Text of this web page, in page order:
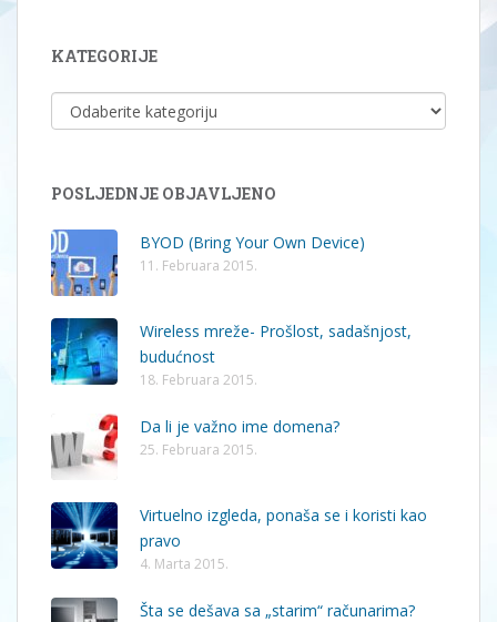
KATEGORIJE
KATEGORIJE
POSLJEDNJE OBJAVLJENO
BYOD (Bring Your Own Device)
11. Februara 2015.
Wireless mreže- Prošlost, sadašnjost,
budućnost
18. Februara 2015.
Da li je važno ime domena?
25. Februara 2015.
Virtuelno izgleda, ponaša se i koristi kao
pravo
4. Marta 2015.
Šta se dešava sa „starim“ računarima?